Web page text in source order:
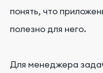
понять, что
полезно для него.
Для менеджера